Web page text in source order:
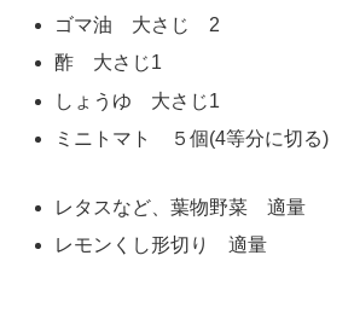
ゴマ油 大さじ 2
酢 大さじ1
しょうゆ 大さじ1
ミニトマト ５個(4等分に切る)
レタスなど、葉物野菜 適量
レモンくし形切り 適量